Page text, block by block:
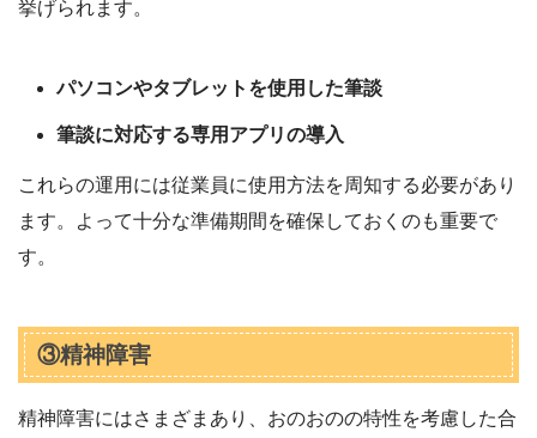
挙げられます。
パソコンやタブレットを使用した筆談
筆談に対応する専用アプリの導入
これらの運用には従業員に使用方法を周知する必要があり
ます。よって十分な準備期間を確保しておくのも重要で
す。
③精神障害
精神障害にはさまざまあり、おのおのの特性を考慮した合